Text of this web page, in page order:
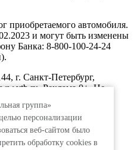
группа»
персонализации
веб-сайтом было
обработку сookies в
приобретаемого автомобиля.
и могут быть изменены
Банка: 8-800-100-24-24
г. Санкт-Петербург,
Реклама 0+. Не